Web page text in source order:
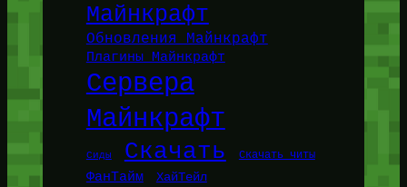
Майнкрафт
Обновления Майнкрафт
Плагины Майнкрафт
Сервера
Майнкрафт
Сиды Скачать Скачать читы
ФанТайм ХайТейл